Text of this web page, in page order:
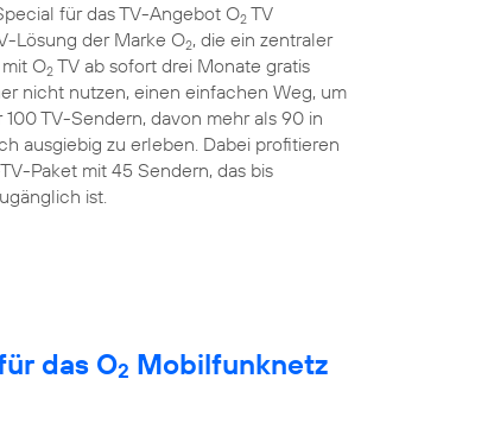
für das TV-Angebot O2 TV
Lösung der Marke O2, die ein zentraler
O2 TV ab sofort drei Monate gratis
nicht nutzen, einen einfachen Weg, um
TV-Sendern, davon mehr als 90 in
ausgiebig zu erleben. Dabei profitieren
Paket mit 45 Sendern, das bis
ist.
das O2 Mobilfunknetz